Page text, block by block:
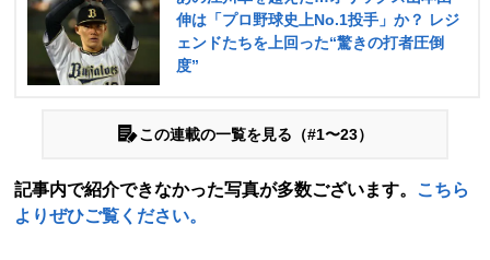
伸は「プロ野球史上No.1投手」か？ レジ
ェンドたちを上回った“驚きの打者圧倒
度”
この連載の一覧を見る（#1〜23）
記事内で紹介できなかった写真が多数ございます。
こちら
よりぜひご覧ください。